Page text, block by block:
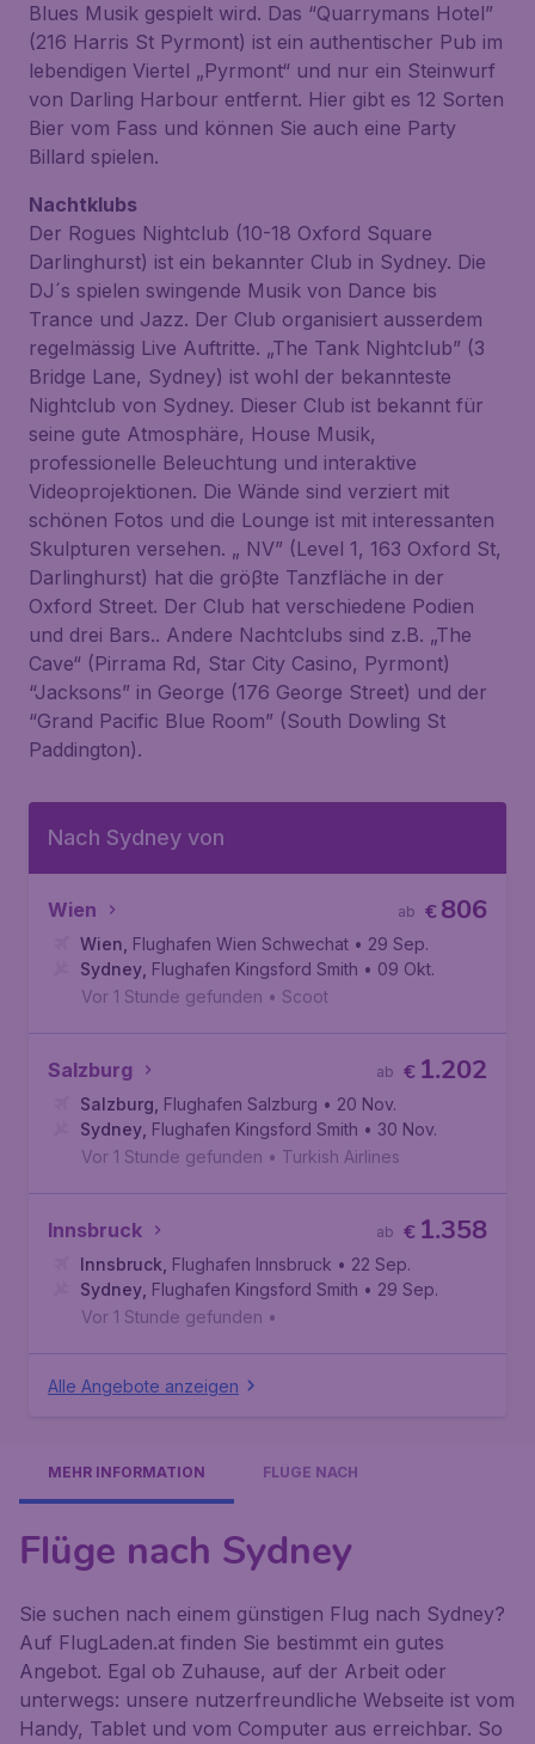
Blues Musik gespielt wird. Das “Quarrymans Hotel”
(216 Harris St Pyrmont) ist ein authentischer Pub im
lebendigen Viertel „Pyrmont“ und nur ein Steinwurf
von Darling Harbour entfernt. Hier gibt es 12 Sorten
Bier vom Fass und können Sie auch eine Party
Billard spielen.
Nachtklubs
Der Rogues Nightclub (10-18 Oxford Square
Darlinghurst) ist ein bekannter Club in Sydney. Die
DJ´s spielen swingende Musik von Dance bis
Trance und Jazz. Der Club organisiert ausserdem
regelmässig Live Auftritte. „The Tank Nightclub” (3
Bridge Lane, Sydney) ist wohl der bekannteste
Nightclub von Sydney. Dieser Club ist bekannt für
seine gute Atmosphäre, House Musik,
professionelle Beleuchtung und interaktive
Videoprojektionen. Die Wände sind verziert mit
schönen Fotos und die Lounge ist mit interessanten
Skulpturen versehen. „ NV” (Level 1, 163 Oxford St,
Darlinghurst) hat die gröβte Tanzfläche in der
Oxford Street. Der Club hat verschiedene Podien
und drei Bars.. Andere Nachtclubs sind z.B. „The
Cave“ (Pirrama Rd, Star City Casino, Pyrmont)
“Jacksons” in George (176 George Street) und der
“Grand Pacific Blue Room” (South Dowling St
Paddington).
Nach Sydney von
Wien €806
ab
Wien Flughafen Wien Schwechat • 29 Sep.
Sydney Flughafen Kingsford Smith • 09 Okt.
Vor 1 Stunde gefunden • Scoot
Salzburg € 1.202
ab
Salzburg Flughafen Salzburg • 20 Nov.
Sydney Flughafen Kingsford Smith • 30 Nov.
Vor 1 Stunde gefunden • Turkish Airlines
Innsbruck € 1.358
ab
Innsbruck Flughafen Innsbruck • 22 Sep.
Sydney Flughafen Kingsford Smith • 29 Sep.
Vor 1 Stunde gefunden •
Alle Angebote anzeigen
MEHR INFORMATION FLÜGE NACH
Flüge nach Sydney
Sie suchen nach einem günstigen Flug nach Sydney?
Auf FlugLaden.at finden Sie bestimmt ein gutes
Angebot. Egal ob Zuhause, auf der Arbeit oder
unterwegs: unsere nutzerfreundliche Webseite ist vom
Handy, Tablet und vom Computer aus erreichbar. So